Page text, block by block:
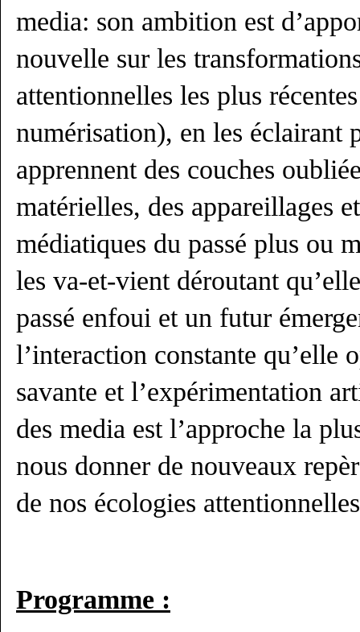
media: son ambition est
nouvelle sur les
attentionnelles les plus
numérisation), en les éclairant
apprennent des couches
matérielles, des appareillages
médiatiques du passé plus ou
les va-et-vient déroutant
passé enfoui et un futur
l’interaction constante qu’elle
savante et l’expérimentation
des media est l’approche la
nous donner de nouveaux
de nos écologies
Programme :